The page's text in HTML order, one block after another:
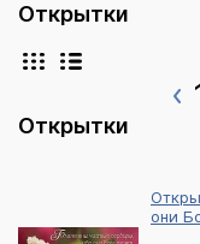
Открытки
Открытки
они